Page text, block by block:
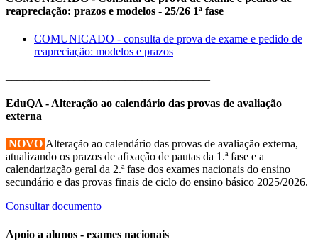
reapreciação: prazos e modelos - 25/26 1ª fase
COMUNICADO - consulta de prova de exame e pedido de
reapreciação: modelos e prazos
EduQA - Alteração ao calendário das provas de avaliação
externa
NOVO Alteração ao calendário das provas de avaliação externa,
atualizando os prazos de afixação de pautas da 1.ª fase e a
calendarização geral da 2.ª fase dos exames nacionais do ensino
secundário e das provas finais de ciclo do ensino básico 2025/2026.
Consultar documento
Apoio a alunos - exames nacionais